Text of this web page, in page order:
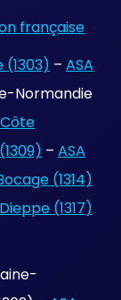
française
(1303) – ASA
Normandie
– ASA
(1314)
(1317)